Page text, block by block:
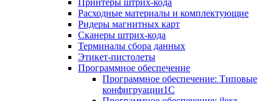
Принтеры штрих-кода
Расходные материалы и комплектующие
Ридеры магнитных карт
Сканеры штрих-кода
Терминалы сбора данных
Этикет-пистолеты
Программное обеспечение
Программное обеспечение: Типовые
конфигруации1С